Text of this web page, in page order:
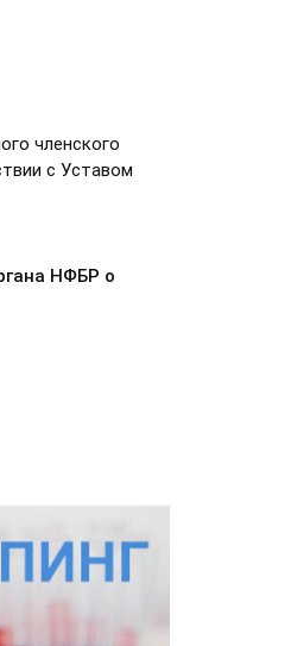
членского
с Уставом
НФБР о